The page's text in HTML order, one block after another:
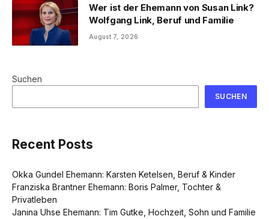
Wer ist der Ehemann von Susan Link?
Wolfgang Link, Beruf und Familie
August 7, 2026
Suchen
SUCHEN
Recent Posts
Okka Gundel Ehemann: Karsten Ketelsen, Beruf & Kinder
Franziska Brantner Ehemann: Boris Palmer, Tochter &
Privatleben
Janina Uhse Ehemann: Tim Gutke, Hochzeit, Sohn und Familie